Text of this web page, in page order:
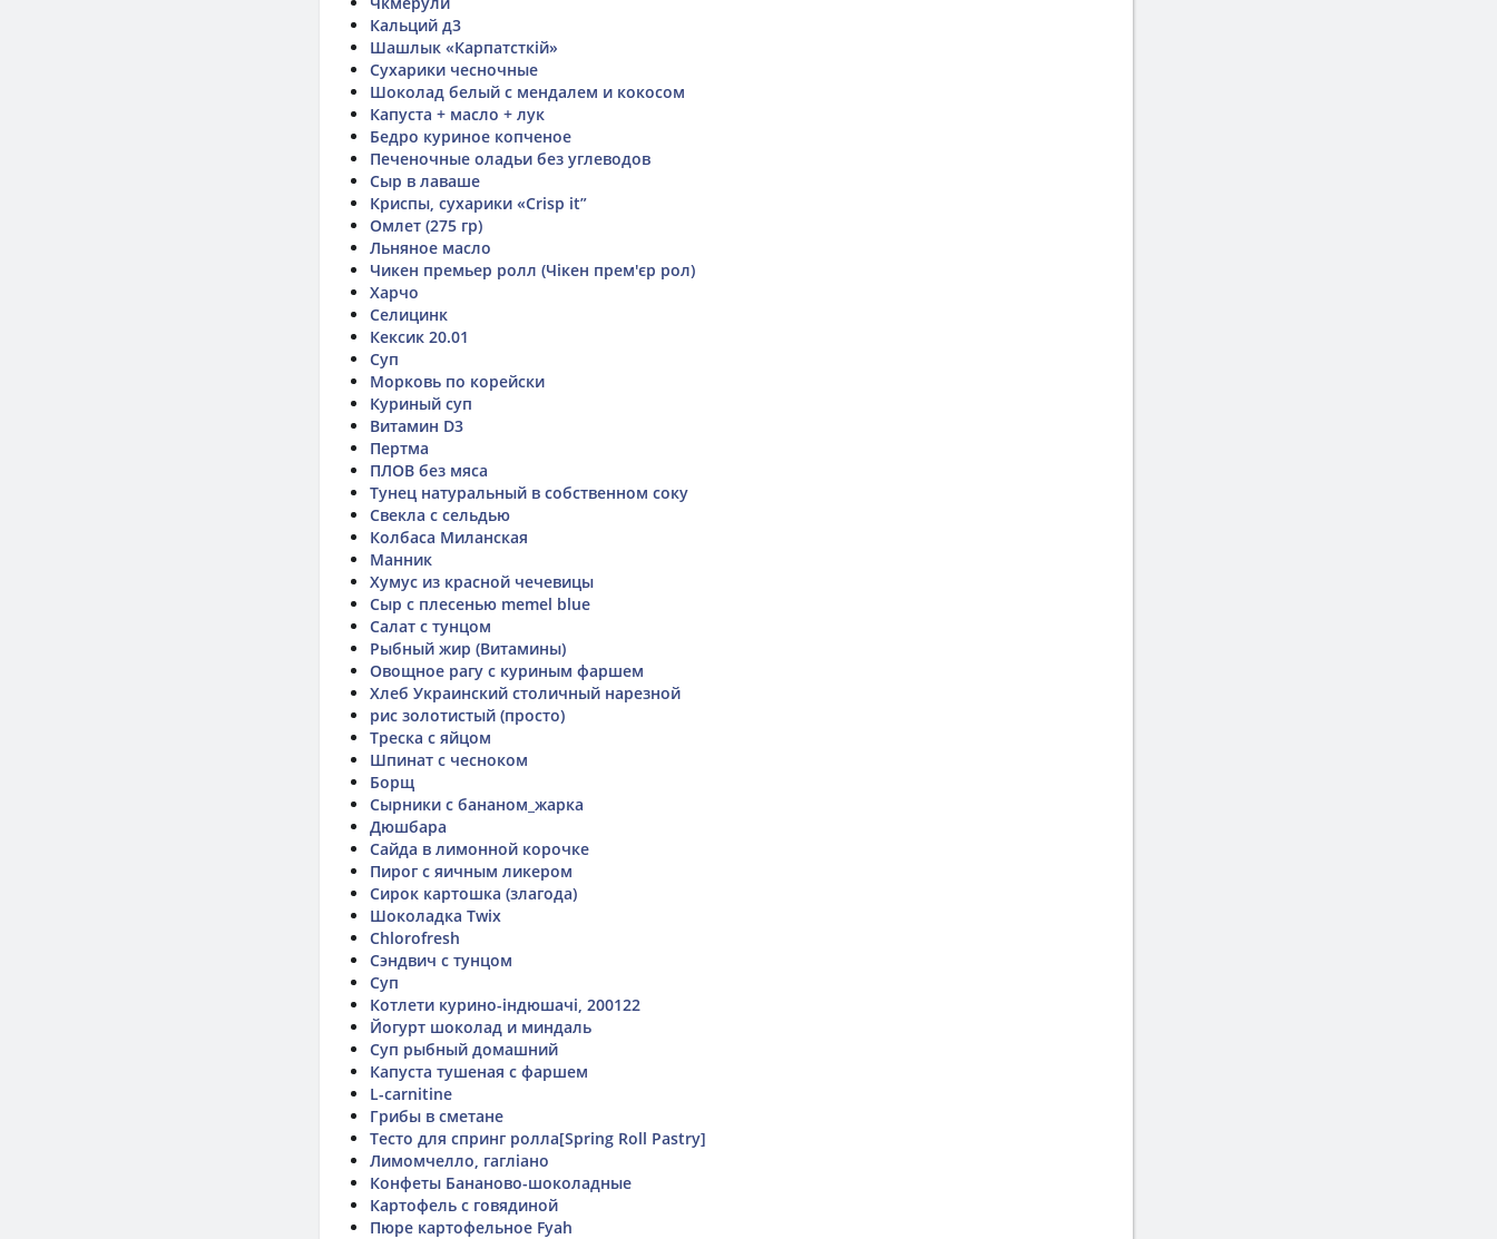
Кальций д3
Шашлык «Карпатсткій»
Сухарики чесночные
Шоколад белый с мендалем и кокосом
Капуста + масло + лук
Бедро куриное копченое
Печеночные оладьи без углеводов
Сыр в лаваше
Криспы, сухарики «Crisp it”
Омлет (275 гр)
Льняное масло
Чикен премьер ролл (Чікен прем'єр рол)
Харчо
Селицинк
Кексик 20.01
Суп
Морковь по корейски
Куриный суп
Витамин D3
Пертма
ПЛОВ без мяса
Тунец натуральный в собственном соку
Свекла с сельдью
Колбаса Миланская
Манник
Хумус из красной чечевицы
Сыр с плесенью memel blue
Салат с тунцом
Рыбный жир (Витамины)
Овощное рагу с куриным фаршем
Хлеб Украинский столичный нарезной
рис золотистый (просто)
Треска с яйцом
Шпинат с чесноком
Борщ
Сырники с бананом_жарка
Дюшбара
Сайда в лимонной корочке
Пирог с яичным ликером
Сирок картошка (злагода)
Шоколадка Twix
Chlorofresh
Сэндвич с тунцом
Суп
Котлети курино-індюшачі, 200122
Йогурт шоколад и миндаль
Суп рыбный домашний
Капуста тушеная с фаршем
L-carnitine
Грибы в сметане
Тесто для спринг ролла[Spring Roll Pastry]
Лимомчелло, гагліано
Конфеты Бананово-шоколадные
Картофель с говядиной
Пюре картофельное Fyah